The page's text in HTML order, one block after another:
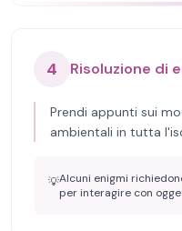
4 Risoluzione di
Prendi appunti sui
ambientali in tutta
💡Alcuni enigmi
per interagire con